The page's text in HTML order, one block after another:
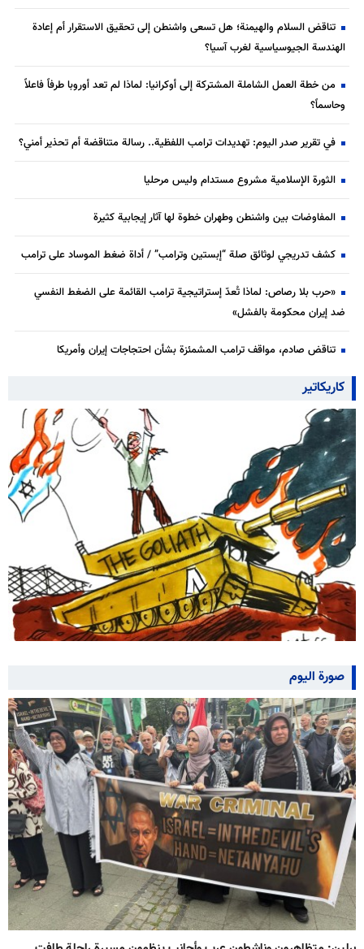
تناقض السلام والهيمنة؛ هل تسعى واشنطن إلى تحقيق الاستقرار أم إعادة
الهندسة الجيوسياسية لغرب آسيا؟
من خطة العمل الشاملة المشتركة إلى أوكرانيا: لماذا لم تعد أوروبا طرفاً فاعلاً
وحاسماً؟
في تقرير صدر اليوم: تهديدات ترامب اللفظية.. رسالة متناقضة أم تحذير أمني؟
الثورة الإسلامية مشروع مستدام وليس مرحليا
المفاوضات بين واشنطن وطهران خطوة لها آثار إيجابية كثيرة
كشف تدريجي لوثائق صلة “إبستين وترامب” / أداة ضغط الموساد على ترامب
«حرب بلا رصاص: لماذا تُعدّ إستراتيجية ترامب القائمة على الضغط النفسي
ضد إيران محكومة بالفشل»
تناقض صادم، مواقف ترامب المشمئزة بشأن احتجاجات إيران وأمريكا
كاريكاتير
صورة اليوم